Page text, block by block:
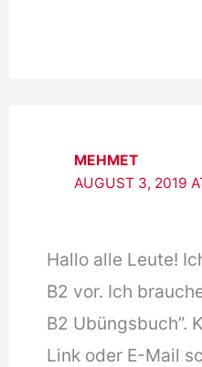
MEHMET
AUGUST 3, 2019
Hallo alle Leute!
B2 vor. Ich
B2 Ubüngsbuch”.
Link oder E-Mail